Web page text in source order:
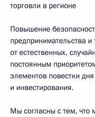
торговли в регионе
Повышение
предпринимательства и
от естественных,
постоянным
элементов повестки
и инвестирования.
Мы согласны с тем, что